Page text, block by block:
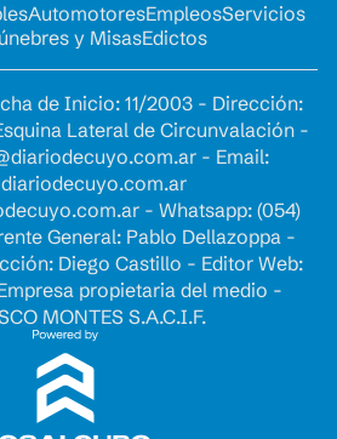
AutomotoresEmpleosServicios
y MisasEdictos
de Inicio: 11/2003 - Dirección:
Lateral de Circunvalación -
- Email:
- Whatsapp: (054)
General: Pablo Dellazoppa -
Diego Castillo - Editor Web:
propietaria del medio -
MONTES S.A.C.I.F.